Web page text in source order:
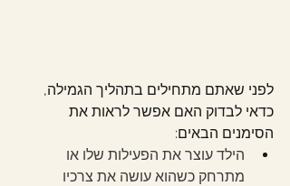
לפני שאתם מתחילים בתהליך הגמילה,
כדאי לבדוק האם אפשר לראות את
הסימנים הבאים:
הילד עוצר את הפעילות שלו או
מתרחק כשהוא עושה את צרכיו